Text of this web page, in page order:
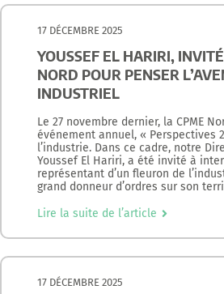
17 DÉCEMBRE 2025
YOUSSEF EL HARIRI,
NORD POUR PENSER
INDUSTRIEL
Le 27 novembre dernier, la CPME
événement annuel, « Perspectives
l’industrie. Dans ce cadre, notre
Youssef El Hariri, a été invité à
représentant d’un fleuron de
grand donneur d’ordres sur son
Lire la suite de l’article
17 DÉCEMBRE 2025